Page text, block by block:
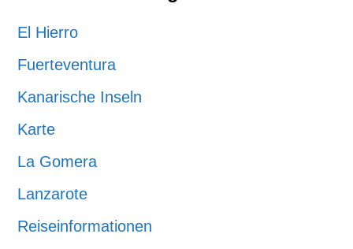
El Hierro
Fuerteventura
Kanarische Inseln
Karte
La Gomera
Lanzarote
Reiseinformationen